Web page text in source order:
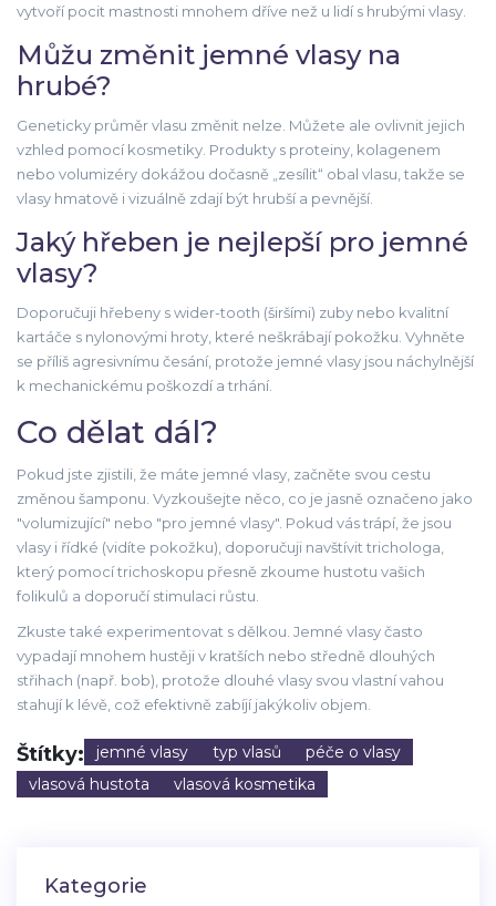
vytvoří pocit mastnosti mnohem dříve než u lidí s hrubými vlasy.
Můžu změnit jemné vlasy na
hrubé?
Geneticky průměr vlasu změnit nelze. Můžete ale ovlivnit jejich
vzhled pomocí kosmetiky. Produkty s proteiny, kolagenem
nebo volumizéry dokážou dočasně „zesílit“ obal vlasu, takže se
vlasy hmatově i vizuálně zdají být hrubší a pevnější.
Jaký hřeben je nejlepší pro jemné
vlasy?
Doporučuji hřebeny s wider-tooth (širšími) zuby nebo kvalitní
kartáče s nylonovými hroty, které neškrábají pokožku. Vyhněte
se příliš agresivnímu česání, protože jemné vlasy jsou náchylnější
k mechanickému poškozdí a trhání.
Co dělat dál?
Pokud jste zjistili, že máte jemné vlasy, začněte svou cestu
změnou šamponu. Vyzkoušejte něco, co je jasně označeno jako
"volumizující" nebo "pro jemné vlasy". Pokud vás trápí, že jsou
vlasy i řídké (vidíte pokožku), doporučuji navštívit trichologa,
který pomocí trichoskopu přesně zkoume hustotu vašich
folikulů a doporučí stimulaci růstu.
Zkuste také experimentovat s dělkou. Jemné vlasy často
vypadají mnohem hustěji v kratších nebo středně dlouhých
střihach (např. bob), protože dlouhé vlasy svou vlastní vahou
stahují k lévě, což efektivně zabíjí jakýkoliv objem.
Štítky: jemné vlasy typ vlasů
péče o vlasy
vlasová hustota
vlasová kosmetika
Kategorie